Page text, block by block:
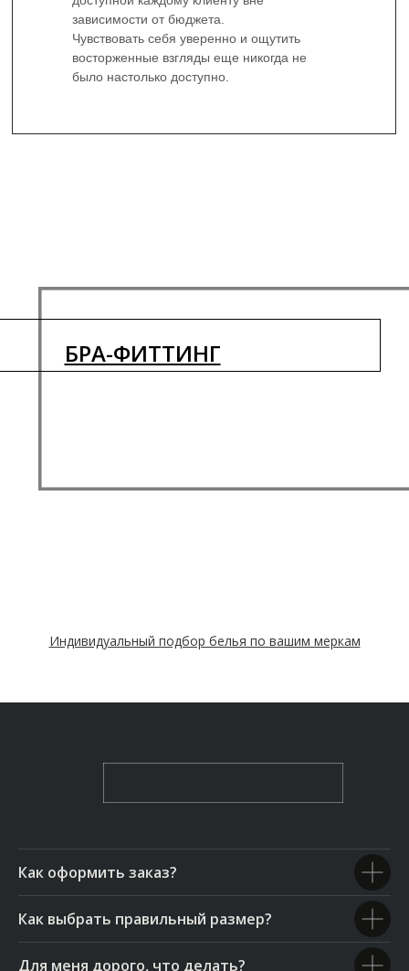
зависимости от бюджета.
Чувствовать себя уверенно и ощутить
восторженные взгляды еще никогда не
было настолько доступно.
БРА-ФИТТИНГ
Индивидуальный подбор белья по вашим меркам
Как оформить заказ?
Как выбрать правильный размер?
Для меня дорого, что делать?